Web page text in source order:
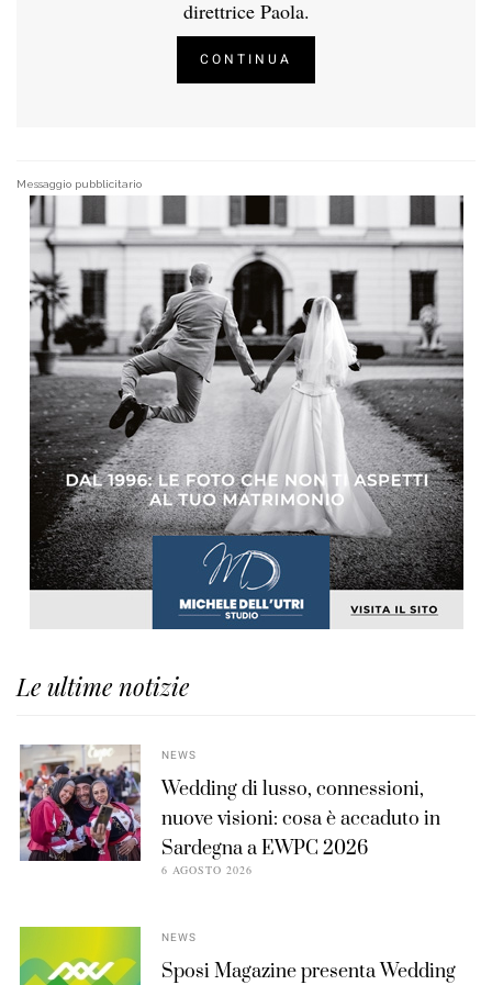
direttrice Paola.
CONTINUA
Messaggio pubblicitario
Le ultime notizie
NEWS
Wedding di lusso, connessioni,
nuove visioni: cosa è accaduto in
Sardegna a EWPC 2026
6 AGOSTO 2026
NEWS
Sposi Magazine presenta Wedding